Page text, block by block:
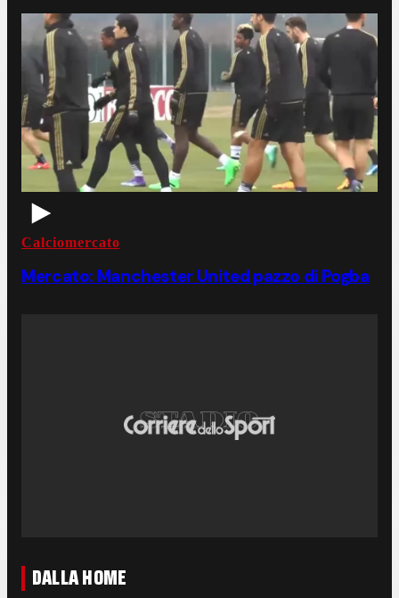
Calciomercato
Mercato: Manchester United pazzo di Pogba
DALLA HOME